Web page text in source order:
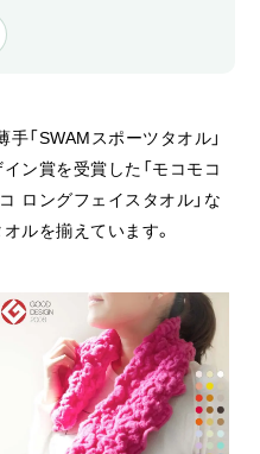
「SWAMスポーツタオル」
ン賞を受賞した「モコモコ
コ ロングフェイスタオル」な
ルを揃えています。